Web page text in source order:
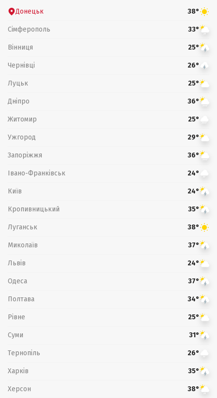
Донецьк 38°
Сімферополь 33°
Вінниця 25°
Чернівці 26°
Луцьк 25°
Дніпро 36°
Житомир 25°
Ужгород 29°
Запоріжжя 36°
Івано-Франківськ 24°
Київ 24°
Кропивницький 35°
Луганськ 38°
Миколаїв 37°
Львів 24°
Одеса 37°
Полтава 34°
Рівне 25°
Суми 31°
Тернопіль 26°
Харків 35°
Херсон 38°